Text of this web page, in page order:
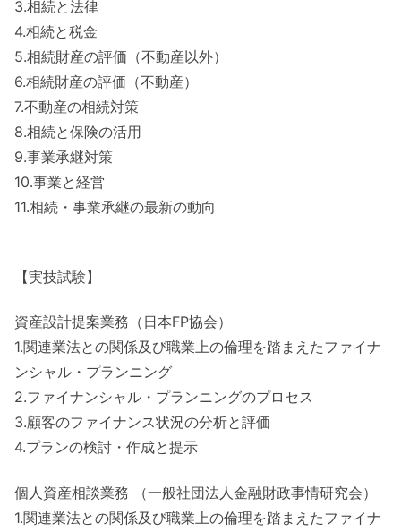
3.相続と法律
4.相続と税金
5.相続財産の評価（不動産以外）
6.相続財産の評価（不動産）
7.不動産の相続対策
8.相続と保険の活用
9.事業承継対策
10.事業と経営
11.相続・事業承継の最新の動向
【実技試験】
資産設計提案業務（日本FP協会）
1.関連業法との関係及び職業上の倫理を踏まえたファイナ
ンシャル・プランニング
2.ファイナンシャル・プランニングのプロセス
3.顧客のファイナンス状況の分析と評価
4.プランの検討・作成と提示
個人資産相談業務 （一般社団法人金融財政事情研究会）
1.関連業法との関係及び職業上の倫理を踏まえたファイナ